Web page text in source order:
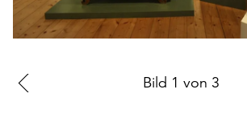
auf
„Alle
um
alle
Bild 1 von 3